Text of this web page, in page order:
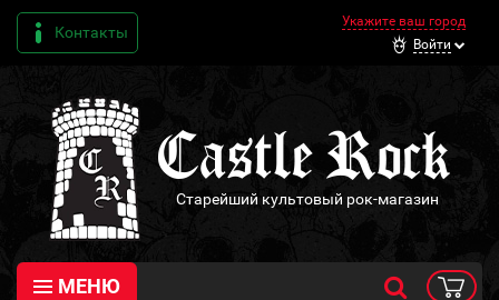
Контакты
Укажите ваш город
Войти
Старейший культовый рок-магазин
МЕНЮ